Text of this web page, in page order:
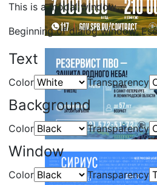
This is a modal window.
Beginning of dialog window.
Text
Color Transparency
Background
Color Transparency
Window
Color Transparency